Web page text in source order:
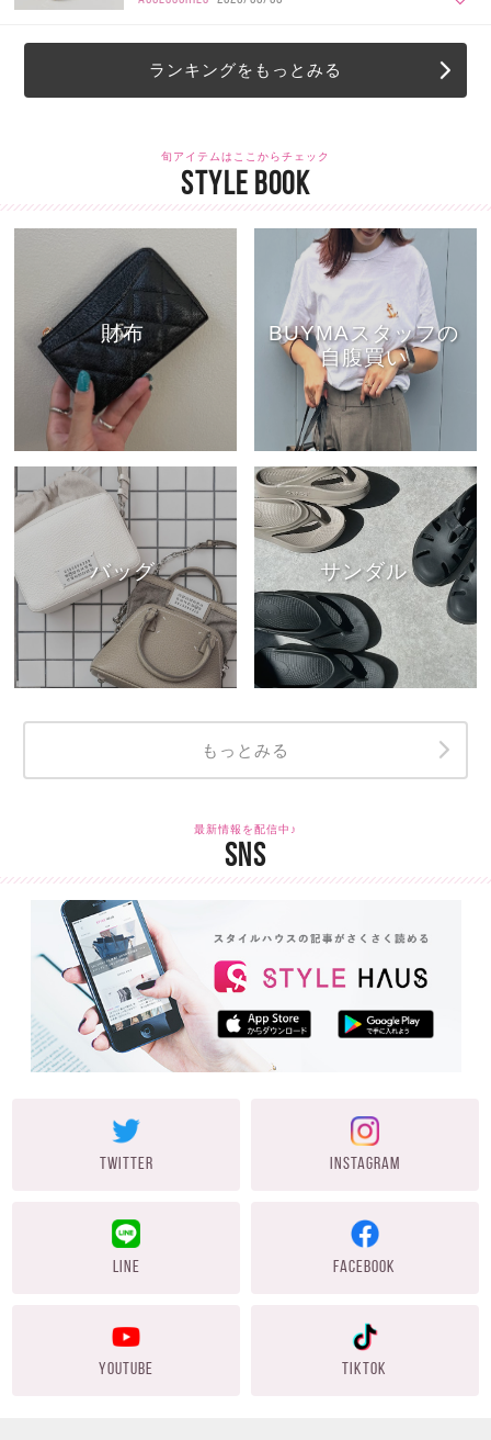
ランキングをもっとみる
旬アイテムはここからチェック
STYLE BOOK
財布
BUYMAスタッフの
自腹買い
バッグ サンダル
もっとみる
最新情報を配信中♪
SNS
TWITTER INSTAGRAM
LINE FACEBOOK
YOUTUBE TIKTOK